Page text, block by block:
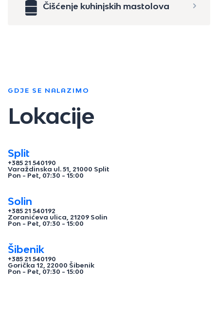
Čišćenje kuhinjskih mastolova
GDJE SE NALAZIMO
Lokacije
Split
+385 21 540190
Varaždinska ul. 51, 21000 Split
Pon - Pet, 07:30 - 15:00
Solin
+385 21 540192
Zoranićeva ulica, 21209 Solin
Pon - Pet, 07:30 - 15:00
Šibenik
+385 21 540190
Gorička 12, 22000 Šibenik
Pon - Pet, 07:30 - 15:00